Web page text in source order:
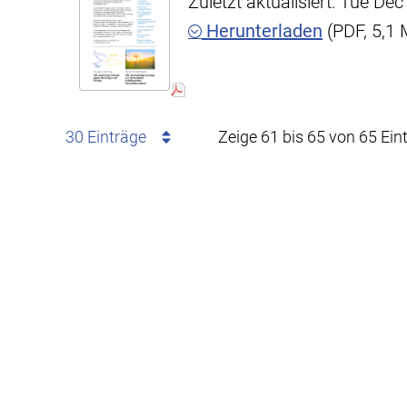
Herunterladen (PDF, 5,1
30 Einträge Zeige 61 bis 65 von 65